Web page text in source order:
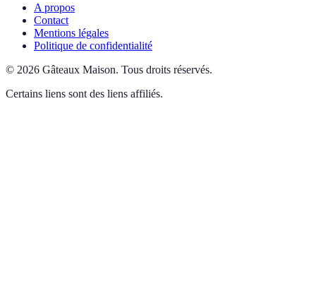
A propos
Contact
Mentions légales
Politique de confidentialité
© 2026 Gâteaux Maison. Tous droits réservés.
Certains liens sont des liens affiliés.